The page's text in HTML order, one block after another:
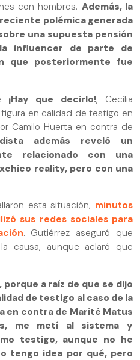
con hombres. Además, la
polémica generada
una supuesta pensión
influencer de parte de
que posteriormente fue
¡Hay que decirlo!, Cecilia
en calidad de testigo en
Camilo Huerta en contra de
además reveló un
relacionado con una
reality, pero con una
esta situación, minutos
sus redes sociales para
. Gutiérrez aseguró que
causa, aunque aclaró que
a raíz de que se dijo
de testigo al caso de la
en contra de Marité Matus
me metí al sistema y
testigo, aunque no he
tengo idea por qué, pero